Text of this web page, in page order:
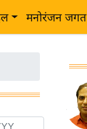
मनोरंजन जगत